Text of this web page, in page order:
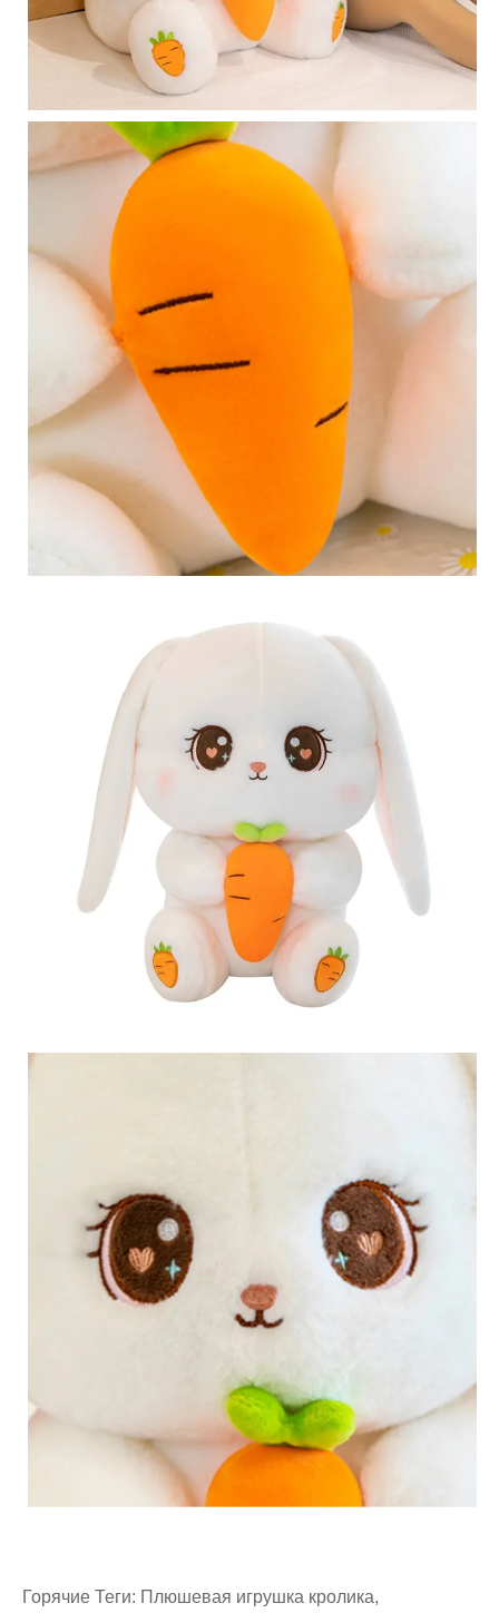
Горячие Теги: Плюшевая игрушка кролика,